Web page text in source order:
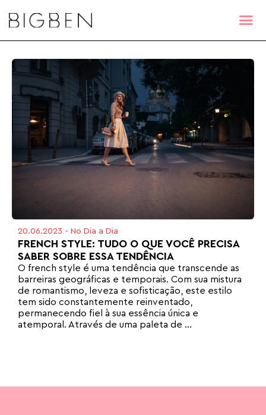
20.06.2023 - No Dia a Dia
FRENCH STYLE: TUDO O QUE VOCÊ PRECISA
SABER SOBRE ESSA TENDÊNCIA
O french style é uma tendência que transcende as
barreiras geográficas e temporais. Com sua mistura
de romantismo, leveza e sofisticação, este estilo
tem sido constantemente reinventado,
permanecendo fiel à sua essência única e
atemporal. Através de uma paleta de ...